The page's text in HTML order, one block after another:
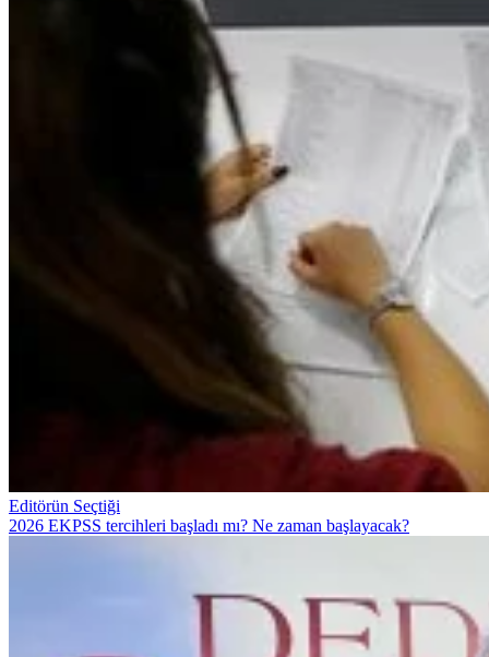
Editörün Seçtiği
2026 EKPSS tercihleri başladı mı? Ne zaman başlayacak?